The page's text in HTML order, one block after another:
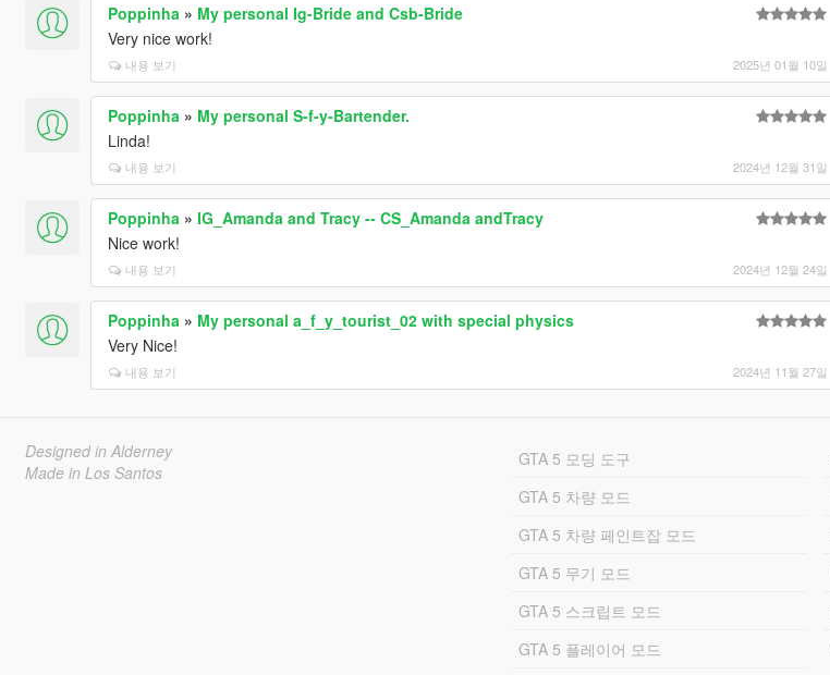
Poppinha » My personal Ig-Bride and Csb-Bride
Very nice work!
내용 보기 2025년 01월 10일
Poppinha » My personal S-f-y-Bartender.
Linda!
내용 보기 2024년 12월 31일
Poppinha » IG_Amanda and Tracy -- CS_Amanda andTracy
Nice work!
내용 보기 2024년 12월 24일
Poppinha » My personal a_f_y_tourist_02 with special physics
Very Nice!
내용 보기 2024년 11월 27일
Designed in Alderney
Made in Los Santos
GTA 5 모딩 도구
GTA 5 차량 모드
GTA 5 차량 페인트잡 모드
GTA 5 무기 모드
GTA 5 스크립트 모드
GTA 5 플레이어 모드